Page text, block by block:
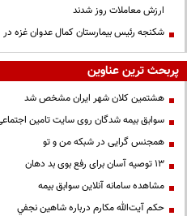
ارزش معاملات روز شدند
شکنجه رئیس بیمارستان کمال عدوان غزه
پربحث ترین عناوین
هشتمین کلان شهر ایران مشخص شد
سوابق بیمه شدگان روی سایت تامین
همجنس گرایی در شبکه من و تو
13 توصیه آسان برای رفع بوی بد دهان
مشاهده سامانه آنلاين سوابق بیمه
حكم آيت‌الله مكارم درباره شاهين نجفي